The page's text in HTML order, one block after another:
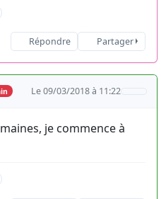
Répondre Partager
Le 09/03/2018 à 11:22
je commence à